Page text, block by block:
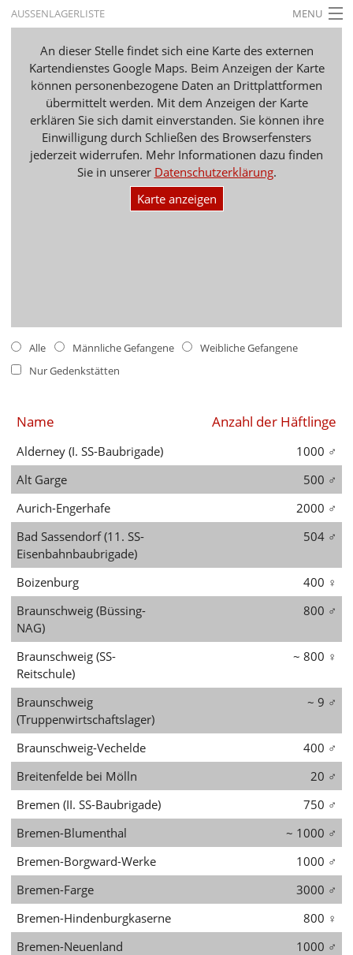
AUSSENLAGERLISTE MENU
STARTSEITE
AKTUELLES
AUSSTELLUNGEN
GESCHICHTE
Deutsch
Español
Italiano
Nederlands
Русский
עברית
العربية
本
語
An dieser Stelle findet sich eine Karte des externen
Kartendienstes Google Maps. Beim Anzeigen der Karte
können personenbezogene Daten an Drittplattformen
übermittelt werden. Mit dem Anzeigen der Karte
erklären Sie sich damit einverstanden. Sie können ihre
Einwilligung durch Schließen des Browserfensters
jederzeit widerrufen. Mehr Informationen dazu finden
Sie in unserer Datenschutzerklärung.
Karte anzeigen
Alle Männliche Gefangene
Weibliche Gefangene
Nur Gedenkstätten
Name Anzahl der Häftlinge
Alderney (I. SS-Baubrigade) 1000 ♂
Alt Garge
500 ♂
Aurich-Engerhafe
2000 ♂
Bad Sassendorf (11. SS-
Eisenbahnbaubrigade)
504 ♂
Boizenburg 400 ♀
Braunschweig (Büssing-
NAG)
800 ♂
Braunschweig (SS-
Reitschule)
~ 800 ♀
Braunschweig
(Truppenwirtschaftslager)
~ 9 ♂
Braunschweig-Vechelde 400 ♂
Breitenfelde bei Mölln
20 ♂
Bremen (II. SS-Baubrigade)
750 ♂
Bremen-Blumenthal
~ 1000 ♂
Bremen-Borgward-Werke
1000 ♂
Bremen-Farge
3000 ♂
Bremen-Hindenburgkaserne
800 ♀
Bremen-Neuenland
1000 ♂